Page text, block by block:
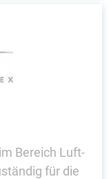
Bereich Luft-
für die